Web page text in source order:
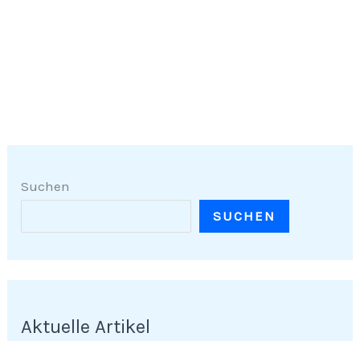
Suchen
SUCHEN
Aktuelle Artikel